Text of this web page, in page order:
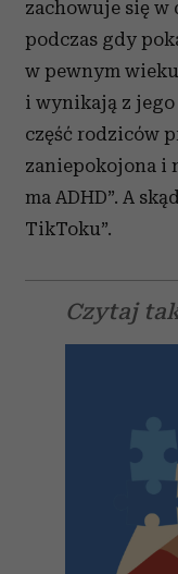
zachowuje się w
podczas gdy
w pewnym
i wynikają z
część rodziców
zaniepokojona i
ma ADHD”. A
TikToku”.
Czytaj